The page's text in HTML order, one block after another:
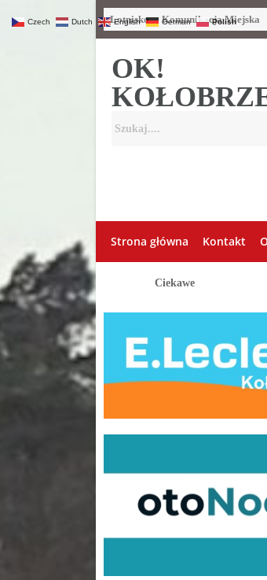
Lotnisko Komunikacja Miejska
OK!
Strona główna Kontakt
Ciekawe
Czech Dutch English German Polish